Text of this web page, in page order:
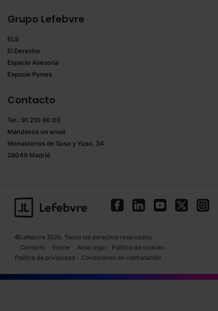
Grupo Lefebvre
ELS
El Derecho
Espacio Asesoría
Espacio Pymes
Contacto
Tel.: 91 210 80 00
Mándanos un email
Monasterios de Suso y Yuso, 34
28049 Madrid
©Lefebvre 2026. Todos los derechos reservados.
Contacto · Índice · Aviso legal · Política de cookies ·
Política de privacidad · Condiciones de contratación